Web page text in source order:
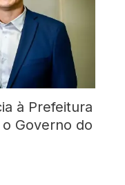
à Prefeitura
Governo do